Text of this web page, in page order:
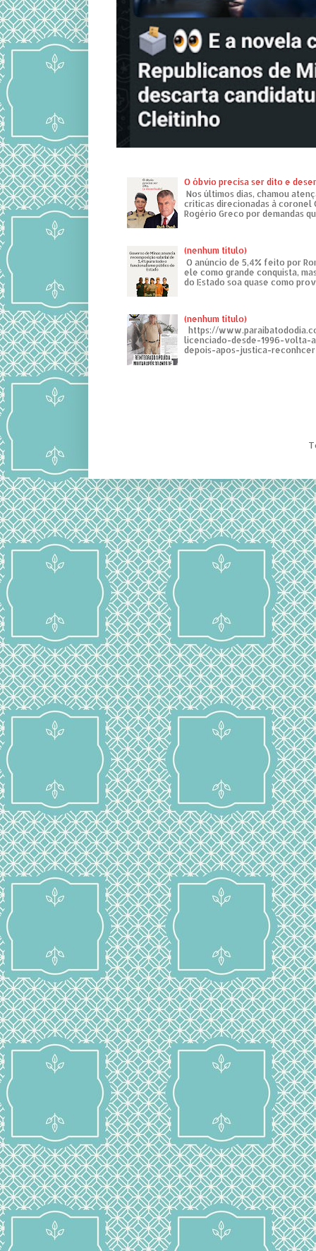
O óbvio precisa ser dito e
Nos últimos dias, chamou
críticas direcionadas à coronel
Rogério Greco por demandas
(nenhum título)
O anúncio de 5,4% feito por
ele como grande conquista,
do Estado soa quase como
(nenhum título)
https://
licenciado-desde-1996-volta-
depois-apos-justica-